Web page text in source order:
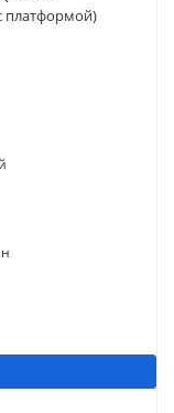
платформой)